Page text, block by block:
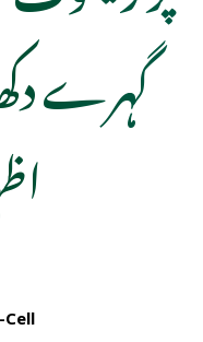
گہرے
Cell